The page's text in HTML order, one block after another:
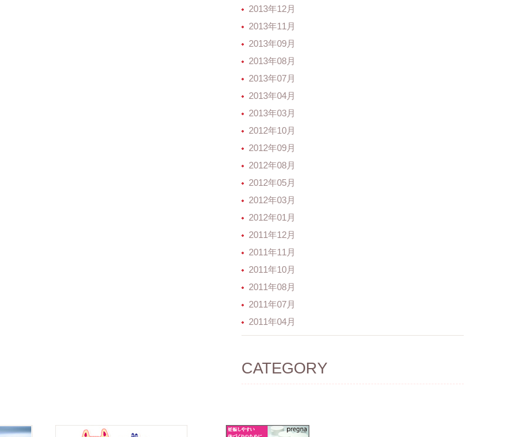
2013年12月
2013年11月
2013年09月
2013年08月
2013年07月
2013年04月
2013年03月
2012年10月
2012年09月
2012年08月
2012年05月
2012年03月
2012年01月
2011年12月
2011年11月
2011年10月
2011年08月
2011年07月
2011年04月
CATEGORY